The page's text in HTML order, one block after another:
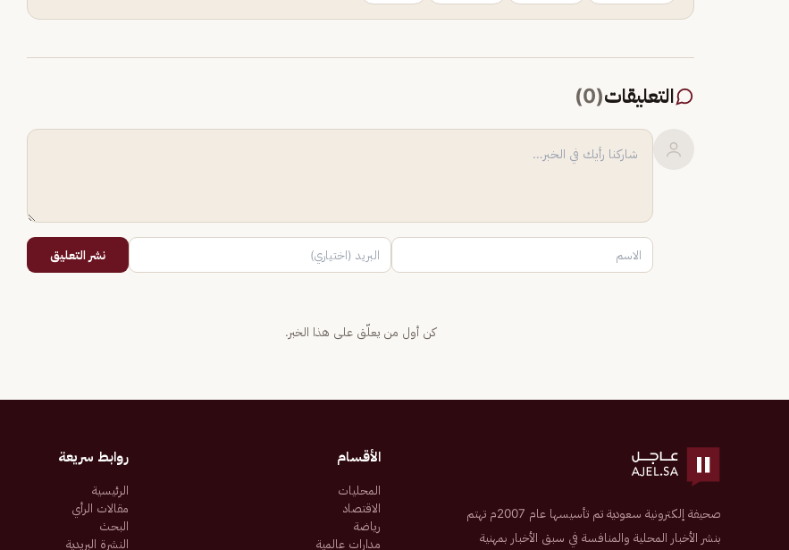
التعليقات(
0
)
نشر التعليق
كن أول من يعلّق على هذا الخبر.
صحيفة إلكترونية سعودية تم تأسيسها عام 2007م تهتم
بنشر الأخبار المحلية والمنافسة في سبق الأخبار بمهنية
الأقسام
المحليات
الاقتصاد
رياضة
مدارات عالمية
روابط سريعة
الرئيسية
مقالات الرأي
البحث
النشرة البريدية